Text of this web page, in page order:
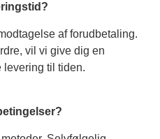
af forudbetaling.
vil vi give dig en
levering til tiden.